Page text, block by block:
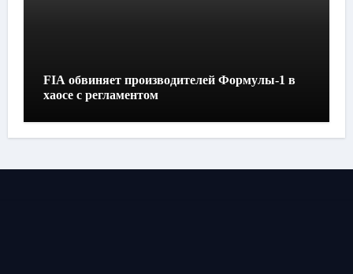
FIA обвиняет производителей Формулы-1 в
хаосе с регламентом